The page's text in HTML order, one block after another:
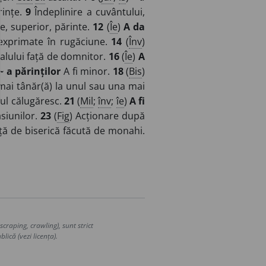
9Îndeplinire a cuvântului,
superior, părinte. 12 (Îe) A da
în rugăciune. 14 (Înv)
față de domnitor. 16(Îe)A
a părinților A fi minor. 18(Bis)
tânăr(ă) la unul sau una mai
călugăresc. 21 (Mil;înv;îe) A fi
23 (Fig) Acționare după
de biserică făcută de monahi.
crawling), sunt strict
(vezi licența).